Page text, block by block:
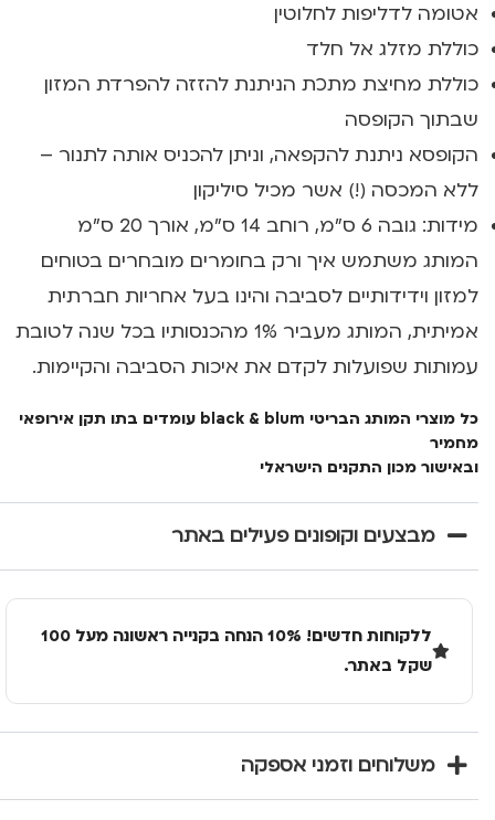
אטומה לדליפות לחלוטין
כוללת מזלג אל חלד
כוללת מחיצת מתכת הניתנת להזזה להפרדת המזון
שבתוך הקופסה
הקופסא ניתנת להקפאה, וניתן להכניס אותה לתנור –
ללא המכסה (!) אשר מכיל סיליקון
מידות: גובה 6 ס"מ, רוחב 14 ס"מ, אורך 20 ס"מ
המותג משתמש איך ורק בחומרים מובחרים בטוחים
למזון וידידותיים לסביבה והינו בעל אחריות חברתית
אמיתית, המותג מעביר 1% מהכנסותיו בכל שנה לטובת
עמותות שפועלות לקדם את איכות הסביבה והקיימות.
כל מוצרי המותג הבריטי black & blum עומדים בתו תקן אירופאי
מחמיר
ובאישור מכון התקנים הישראלי
מבצעים וקופונים פעילים באתר
ללקוחות חדשים! 10% הנחה בקנייה ראשונה מעל 100
שקל באתר.
משלוחים וזמני אספקה